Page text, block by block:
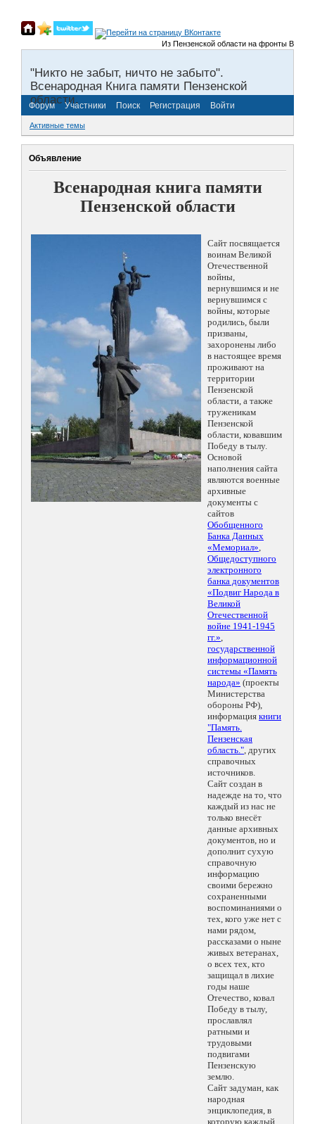
Из Пензенской области на фронты Великой
"Никто не забыт, ничто не забыто".
Всенародная Книга памяти Пензенской
области.
Форум Участники Поиск Регистрация Войти
Активные темы
Объявление
Всенародная книга памяти
Пензенской области
Сайт посвящается
воинам Великой
Отечественной
войны,
вернувшимся и не
вернувшимся с
войны, которые
родились, были
призваны,
захоронены либо
в настоящее время
проживают на
территории
Пензенской
области, а также
труженикам
Пензенской
области, ковавшим
Победу в тылу.
Основой
наполнения сайта
являются военные
архивные
документы с
сайтов
Обобщенного
Банка Данных
«Мемориал»,
Общедоступного
электронного
банка документов
«Подвиг Народа в
Великой
Отечественной
войне 1941-1945
гг.»,
государственной
информационной
системы «Память
народа» (проекты
Министерства
обороны РФ),
информация книги
"Память.
Пензенская
область.", других
справочных
источников.
Сайт создан в
надежде на то, что
каждый из нас не
только внесёт
данные архивных
документов, но и
дополнит сухую
справочную
информацию
своими бережно
сохраненными
воспоминаниями о
тех, кого уже нет с
нами рядом,
рассказами о ныне
живых ветеранах,
о всех тех, кто
защищал в лихие
годы наше
Отечество, ковал
Победу в тылу,
прославлял
ратными и
трудовыми
подвигами
Пензенскую
землю.
Сайт задуман, как
народная
энциклопедия, в
которую каждый